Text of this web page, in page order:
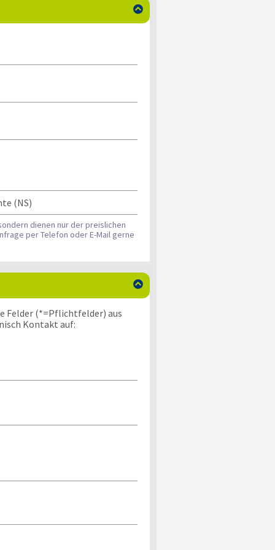

(NS)
dienen nur der preislichen
per Telefon oder E-Mail gerne

Felder (*=Pflichtfelder) aus
Kontakt auf: